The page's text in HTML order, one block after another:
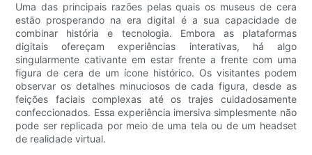
Uma das principais razões pelas quais os museus de cera
estão prosperando na era digital é a sua capacidade de
combinar história e tecnologia. Embora as plataformas
digitais ofereçam experiências interativas, há algo
singularmente cativante em estar frente a frente com uma
figura de cera de um ícone histórico. Os visitantes podem
observar os detalhes minuciosos de cada figura, desde as
feições faciais complexas até os trajes cuidadosamente
confeccionados. Essa experiência imersiva simplesmente não
pode ser replicada por meio de uma tela ou de um headset
de realidade virtual.